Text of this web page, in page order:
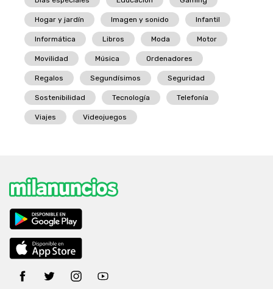
Hogar y jardín Imagen y sonido Infantil
Informática Libros Moda Motor
Movilidad Música Ordenadores
Regalos Segundísimos Seguridad
Sostenibilidad Tecnología Telefonía
Viajes Videojuegos